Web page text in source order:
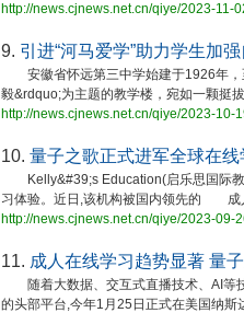
http://news.cjnews.net.cn/qiye/2023-11-
9. 引进“河马爱学”助力学生加
安徽省怀远第三中学始建于1926年，
毅&rdquo;为主题的教学楼，宛如一颗挺
http://news.cjnews.net.cn/qiye/2023-10-
10. 量子之歌正式进军全球在
Kelly&#39;s Education(启乐思国际教
习体验。近日,该机构被国内领先的 成
http://news.cjnews.net.cn/qiye/2023-09-
11. 成人在线学习趋势显著 量
随着大数据、交互式直播技术、AI等技
的头部平台,今年1月25日正式在美国纳斯